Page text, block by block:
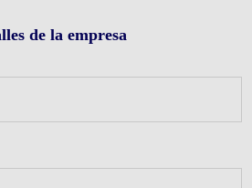
de la empresa